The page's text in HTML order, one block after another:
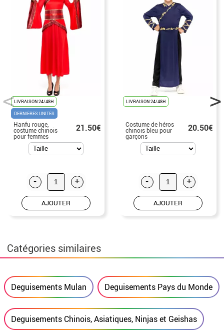
LIVRAISON 24/48H
DERNIÈRES UNITÉS
Hanfu rouge,
costume chinois
pour femmes
21.50€
- +
AJOUTER
LIVRAISON 24/48H
Costume de héros
chinois bleu pour
garçons
20.50€
- +
AJOUTER
Catégories similaires
Deguisements Mulan Deguisements Pays du Monde
Deguisements Chinois, Asiatiques, Ninjas et Geishas